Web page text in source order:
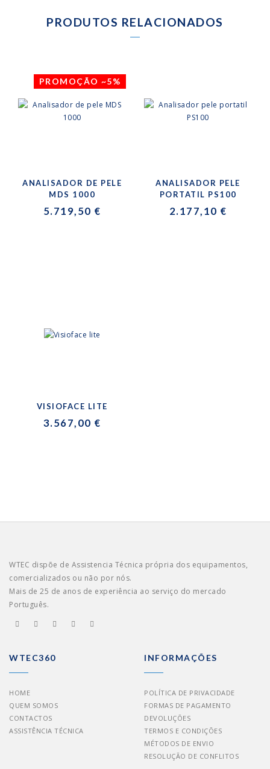
PRODUTOS RELACIONADOS
PROMOÇÃO ~5%
ANALISADOR DE PELE
MDS 1000
5.719,50 €
ANALISADOR PELE
PORTATIL PS100
2.177,10 €
VISIOFACE LITE
3.567,00 €
WTEC dispõe de Assistencia Técnica própria dos equipamentos,
comercializados ou não por nós.
Mais de 25 de anos de experiência ao serviço do mercado
Português.
WTEC360
HOME
QUEM SOMOS
CONTACTOS
ASSISTÊNCIA TÉCNICA
INFORMAÇÕES
POLÍTICA DE PRIVACIDADE
FORMAS DE PAGAMENTO
DEVOLUÇÕES
TERMOS E CONDIÇÕES
MÉTODOS DE ENVIO
RESOLUÇÃO DE CONFLITOS